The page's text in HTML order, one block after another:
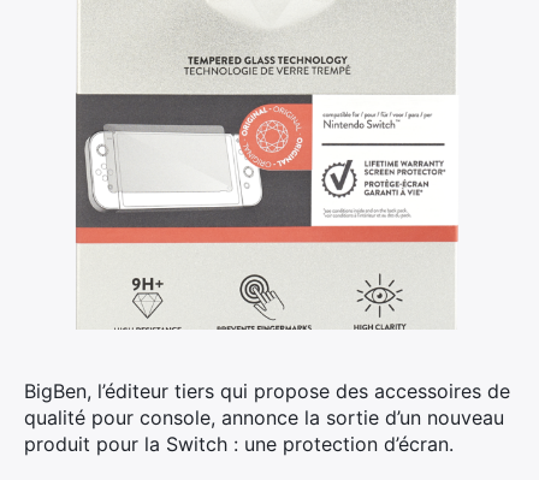
BigBen, l’éditeur tiers qui propose des accessoires de
qualité pour console, annonce la sortie d’un nouveau
produit pour la Switch : une protection d’écran.